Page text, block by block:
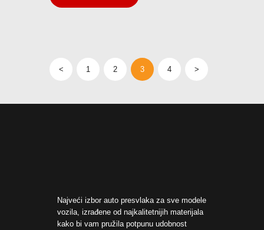
< 1 2 3 4 >
Najveći izbor auto presvlaka za sve modele
vozila, izrađene od najkalitetnijih materijala
kako bi vam pružila potpunu udobnost